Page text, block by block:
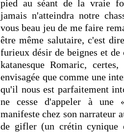
pied au séant de la vraie
jamais n'atteindra notre
vous beau jeu de me faire
être même salutaire, c'est
furieux désir de beignes et
katanesque Romaric,
envisagée que comme une
qu'il nous est parfaitement
ne cesse d'appeler à une
manifeste chez son narrateur
de gifler (un crétin cynique